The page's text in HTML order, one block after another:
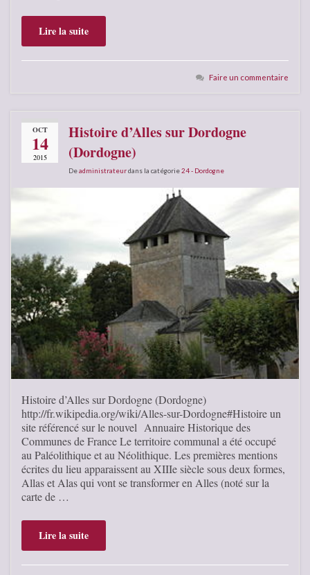
Lire la suite
Faire un commentaire
OCT
14
2015
Histoire d’Alles sur Dordogne
(Dordogne)
Deadministrateurdans la catégorie24 - Dordogne
Histoire d’Alles sur Dordogne (Dordogne)
http://fr.wikipedia.org/wiki/Alles-sur-Dordogne#Histoire un
site référencé sur le nouvel Annuaire Historique des
Communes de France Le territoire communal a été occupé
au Paléolithique et au Néolithique. Les premières mentions
écrites du lieu apparaissent au XIIIe siècle sous deux formes,
Allas et Alas qui vont se transformer en Alles (noté sur la
carte de …
Lire la suite